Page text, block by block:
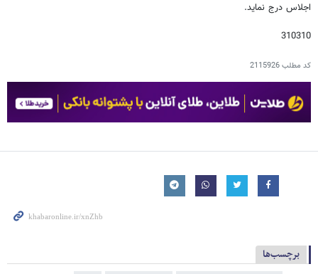
اجلاس درج نماید.
310310
کد مطلب2115926
برچسب‌ها